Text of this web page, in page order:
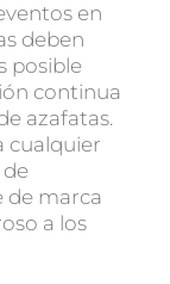
en
deben
posible
continua
azafatas.
cualquier
de marca
a los